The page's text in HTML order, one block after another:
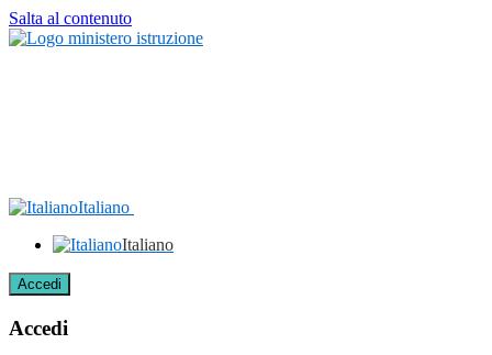
Salta al contenuto
Italiano
Italiano
Accedi
Accedi